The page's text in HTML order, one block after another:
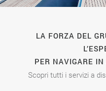
LA FORZA DEL
PER NAVIGARE
Scopri tutti i servizi a